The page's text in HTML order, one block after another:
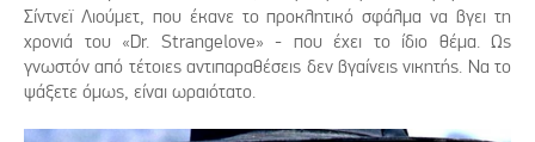
Σίντνεϊ Λιούμετ, που έκανε το προκλητικό σφάλμα να βγει τη
χρονιά του «Dr. Strangelove» - που έχει το ίδιο θέμα. Ως
γνωστόν από τέτοιες αντιπαραθέσεις δεν βγαίνεις νικητής. Να το
ψάξετε όμως, είναι ωραιότατο.